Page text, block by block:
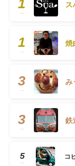
1 ス
1 焼
3 み
3 鉄
5 コ